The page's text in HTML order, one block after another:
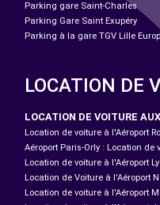
Parking gare Saint-Charles
Parking Gare Saint Exupéry
Parking à la gare TGV Lille
LOCATION DE
LOCATION DE VOITURE
Location de voiture à l'Aéroport
Aéroport Paris-Orly : Location de
Location de voiture à l'Aéroport
Location de Voiture à l'Aéroport
Location de voiture à l'Aéroport